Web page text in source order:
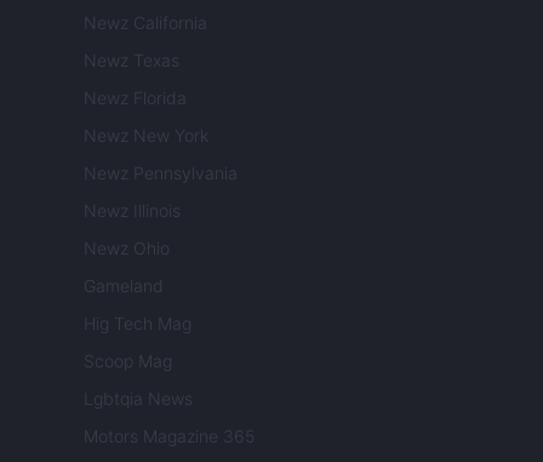
Newz California
Newz Texas
Newz Florida
Newz New York
Newz Pennsylvania
Newz Illinois
Newz Ohio
Gameland
Hig Tech Mag
Scoop Mag
Lgbtqia News
Motors Magazine 365